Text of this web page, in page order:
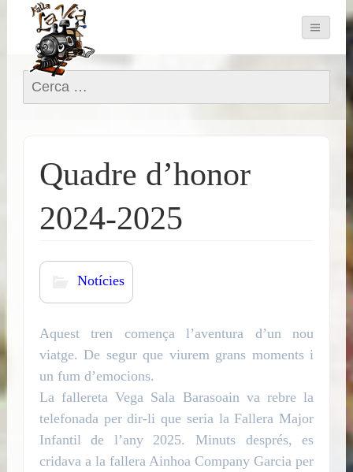
Cerca:
Quadre d’honor
2024-2025
Notícies
Aquest tren comença l’aventura d’un nou
viatge. De segur que viurem grans moments i
un fum d’emocions.
La fallereta Vega Sala Barasoain va rebre la
telefonada per dir-li que seria la Fallera Major
Infantil de l’any 2025. Minuts després, es
cridava a la fallera Ainhoa Company Garcia per